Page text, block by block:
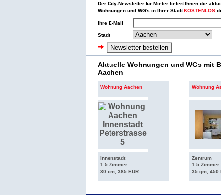
Der City-Newsletter für Mieter liefert Ihnen die
Wohnungen und WG's in Ihrer StadtKOSTENLOS
Ihre E-Mail
Stadt
Aktuelle Wohnungen und WGs mit
Aachen
Wohnung Aachen
Innenstadt
1.5 Zimmer
30 qm, 385 EUR
Wohnung
Zentrum
1.5 Zimmer
35 qm, 450